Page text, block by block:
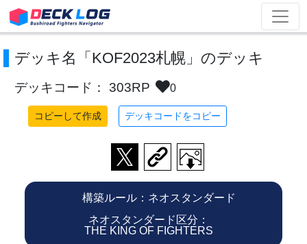
デッキ名「KOF2023札幌」のデッキ
デッキコード： 303RP 0
コピーして作成 デッキコードをコピー
構築ルール：ネオスタンダード
ネオスタンダード区分：
THE KING OF FIGHTERS